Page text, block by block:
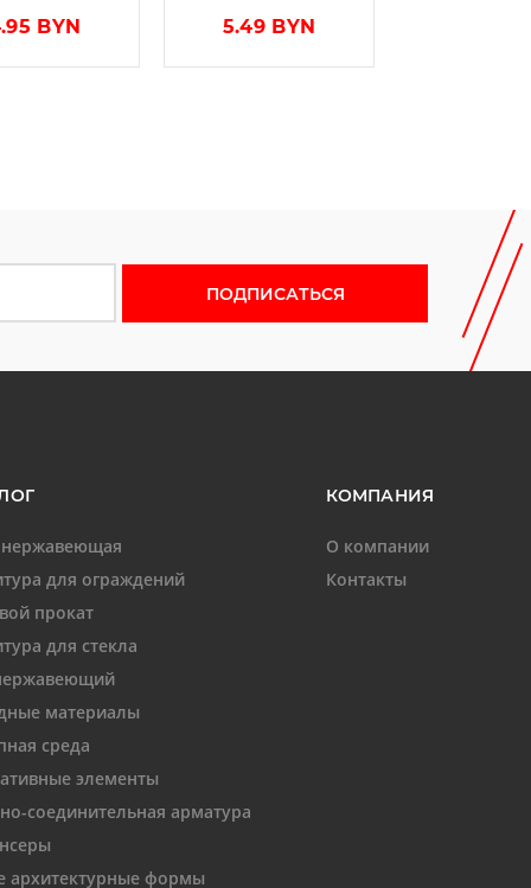
BYN 5.49 BYN
нержавеющая
для ограждений
прокат
для стекла
материалы
среда
элементы
соединительная арматура
архитектурные формы
КОМПАНИЯ
О компании
Контакты